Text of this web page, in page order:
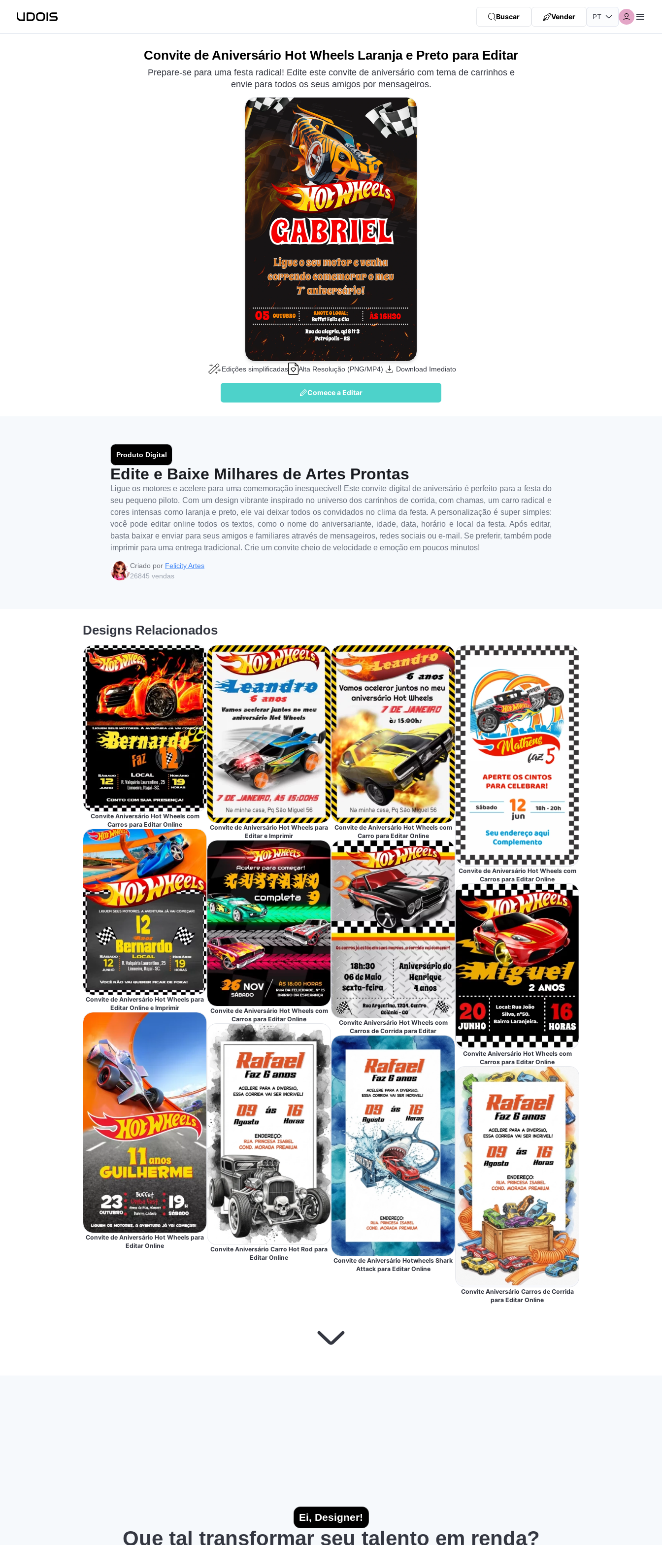
Buscar Vender
Convite de Aniversário Hot Wheels Laranja e Preto para Editar
Prepare-se para uma festa radical! Edite este convite de aniversário com tema de carrinhos e
envie para todos os seus amigos por mensageiros.
Edições simplificadas Alta Resolução (PNG/MP4) Download Imediato
Comece a Editar
Produto Digital
Edite e Baixe Milhares de Artes Prontas
Ligue os motores e acelere para uma comemoração inesquecível! Este convite digital de aniversário é perfeito para a festa do
seu pequeno piloto. Com um design vibrante inspirado no universo dos carrinhos de corrida, com chamas, um carro radical e
cores intensas como laranja e preto, ele vai deixar todos os convidados no clima da festa. A personalização é super simples:
você pode editar online todos os textos, como o nome do aniversariante, idade, data, horário e local da festa. Após editar,
basta baixar e enviar para seus amigos e familiares através de mensageiros, redes sociais ou e-mail. Se preferir, também pode
imprimir para uma entrega tradicional. Crie um convite cheio de velocidade e emoção em poucos minutos!
Criado por Felicity Artes
26845 vendas
Designs Relacionados
Convite Aniversário Hot Wheels com
Carros para Editar Online
Convite de Aniversário Hot Wheels para
Editar Online e Imprimir
Convite de Aniversário Hot Wheels para
Editar Online
Convite de Aniversário Hot Wheels para
Editar e Imprimir
Convite de Aniversário Hot Wheels com
Carros para Editar Online
Convite Aniversário Carro Hot Rod para
Editar Online
Convite de Aniversário Hot Wheels com
Carro para Editar Online
Convite Aniversário Hot Wheels com
Carros de Corrida para Editar
Convite de Aniversário Hotwheels Shark
Attack para Editar Online
Convite de Aniversário Hot Wheels com
Carros para Editar Online
Convite Aniversário Hot Wheels com
Carros para Editar Online
Convite Aniversário Carros de Corrida
para Editar Online
Ei, Designer!
Que tal transformar seu talento em renda?